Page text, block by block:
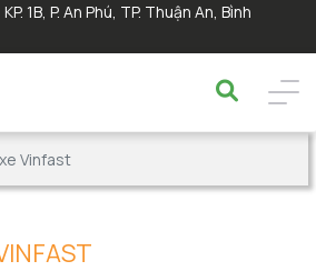
1B, P. An Phú, TP. Thuận An, Bình
Vinfast